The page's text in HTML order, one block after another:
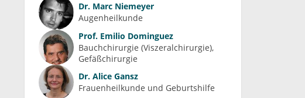
Dr. Marc Niemeyer
Augenheilkunde
Prof. Emilio Dominguez
Bauchchirurgie (Viszeralchirurgie)
Gefäßchirurgie
Dr. Alice Gansz
Frauenheilkunde und Geburtshilfe